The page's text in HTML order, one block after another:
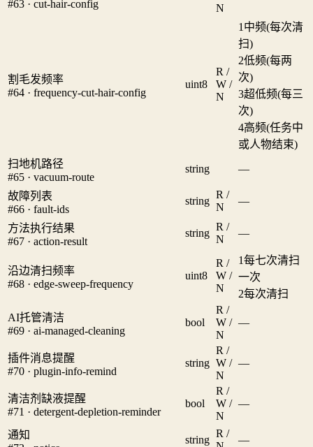
#63 · cut-hair-config
N
割毛发频率
#64 · frequency-cut-hair-config
uint8
R /
W /
N
1 中频(每次清
扫)
2低频(每两
次)
3超低频(每三
次)
4高频(任务中
或人物结束)
扫地机路径
#65 · vacuum-route
string —
故障列表
#66 · fault-ids
string
R /
N
—
方法执行结果
#67 · action-result
string
R /
N
—
沿边清扫频率
#68 · edge-sweep-frequency
uint8
R /
W /
N
1每七次清扫
一次
2每次清扫
AI托管清洁
#69 · ai-managed-cleaning
bool
R /
W /
N
—
插件消息提醒
#70 · plugin-info-remind
string
R /
W /
N
—
清洁剂缺液提醒
#71 · detergent-depletion-reminder
bool
R /
W /
N
—
通知
string
R /
—